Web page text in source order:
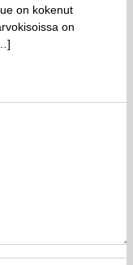
on kokenut
on